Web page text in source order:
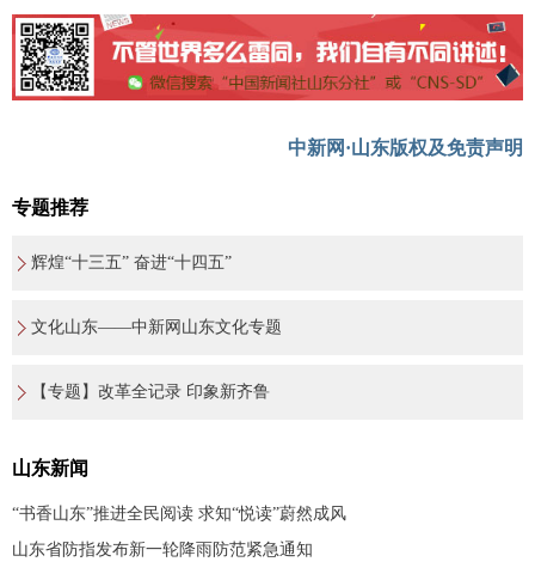
中新网·山东版权及免责声明
专题推荐
辉煌“十三五” 奋进“十四五”
文化山东——中新网山东文化专题
【专题】改革全记录 印象新齐鲁
山东新闻
“书香山东”推进全民阅读 求知“悦读”蔚然成风
山东省防指发布新一轮降雨防范紧急通知